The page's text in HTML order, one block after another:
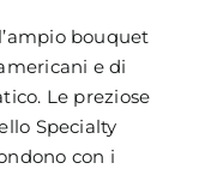
bouquet
e di
Le preziose
Specialty
con i